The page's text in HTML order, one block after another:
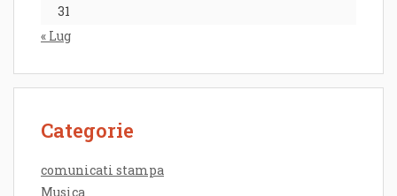
31
« Lug
Categorie
comunicati stampa
Musica